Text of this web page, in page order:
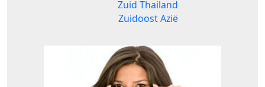
Zuid Thailand
Zuidoost Azië